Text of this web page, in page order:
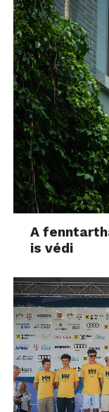
A
is védi